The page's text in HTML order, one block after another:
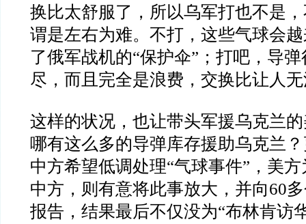
换比太舒服了，所以乌军打也不是
谓是左右为难。不打，这些气球会
了俄军战机的“保护伞” ；打吧，导
尽，而且完全是浪费，交换比让人
这样的状况，也让带头军援乌克兰
哪有这么多的导弹库存援助乌克兰
中方希望低调处理“气球事件” ，美
中方，则有意将此事放大，并向60
报告，结果最后不仅没为“布林肯访